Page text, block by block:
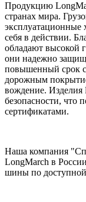
Продукцию
странах мира.
эксплуатационные
себя в действии.
обладают высокой
они надежно
повышенный срок
дорожным
вождение. Изделия
безопасности, что
сертификатами.
Наша компания
LongMarch в
шины по